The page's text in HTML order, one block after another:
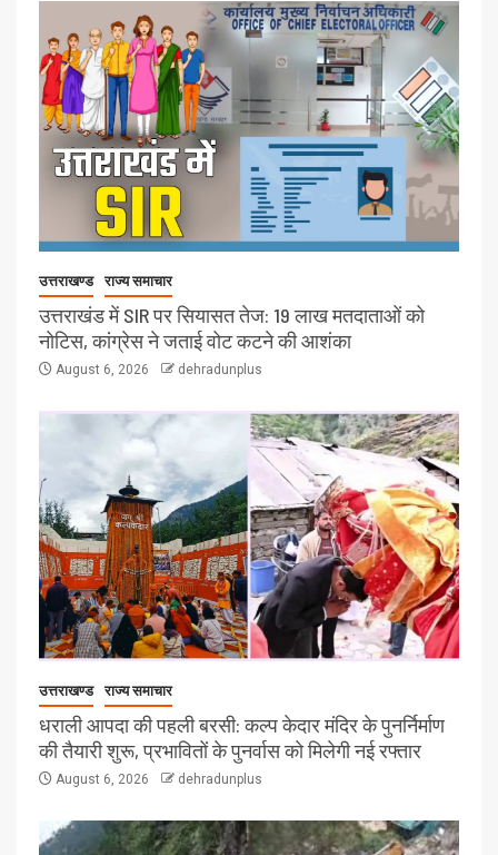
उत्तराखण्ड राज्य समाचार
उत्तराखंड में SIR पर सियासत तेज: 19 लाख मतदाताओं को
नोटिस, कांग्रेस ने जताई वोट कटने की आशंका
August 6, 2026 dehradunplus
उत्तराखण्ड राज्य समाचार
धराली आपदा की पहली बरसी: कल्प केदार मंदिर के पुनर्निर्माण
की तैयारी शुरू, प्रभावितों के पुनर्वास को मिलेगी नई रफ्तार
August 6, 2026 dehradunplus